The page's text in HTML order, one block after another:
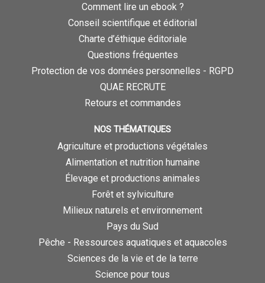
Comment lire un ebook ?
Conseil scientifique et éditorial
Charte d’éthique éditoriale
Questions fréquentes
Protection de vos données personnelles - RGPD
QUAE RECRUTE
Retours et commandes
NOS THÉMATIQUES
Agriculture et productions végétales
Alimentation et nutrition humaine
Élevage et productions animales
Forêt et sylviculture
Milieux naturels et environnement
Pays du Sud
Pêche - Ressources aquatiques et aquacoles
Sciences de la vie et de la terre
Science pour tous